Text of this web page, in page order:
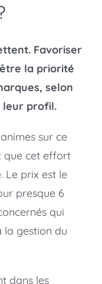
Favoriser
la priorité
selon
leur profil.
sur ce
que cet effort
Le prix est le
presque 6
qui
la gestion du
dans les